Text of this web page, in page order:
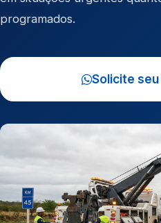
programados.
Solicite